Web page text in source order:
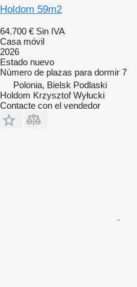
Holdom 59m2
64.700 € Sin IVA
Casa móvil
2026
Estado nuevo
Número de plazas para dormir 7
Polonia, Bielsk Podlaski
Holdom Krzysztof Wyłucki
Contacte con el vendedor